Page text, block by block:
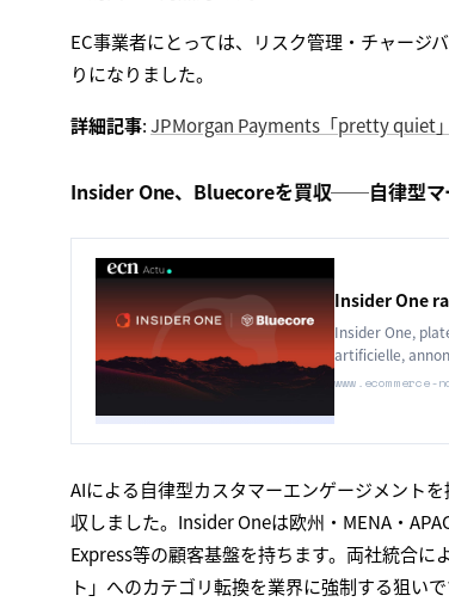
EC事業者にとっては、リスク管理・チャージ
りになりました。
詳細記事:JPMorgan Payments「pretty quiet
Insider One、Bluecoreを買収──自律型マ
Insider One
Insider One,
artificielle,
AIによる自律型カスタマーエンゲージメントを
収しました。Insider Oneは欧州・MENA・
Express等の顧客基盤を持ちます。両社統合
ト」へのカテゴリ転換を業界に強制する狙いで